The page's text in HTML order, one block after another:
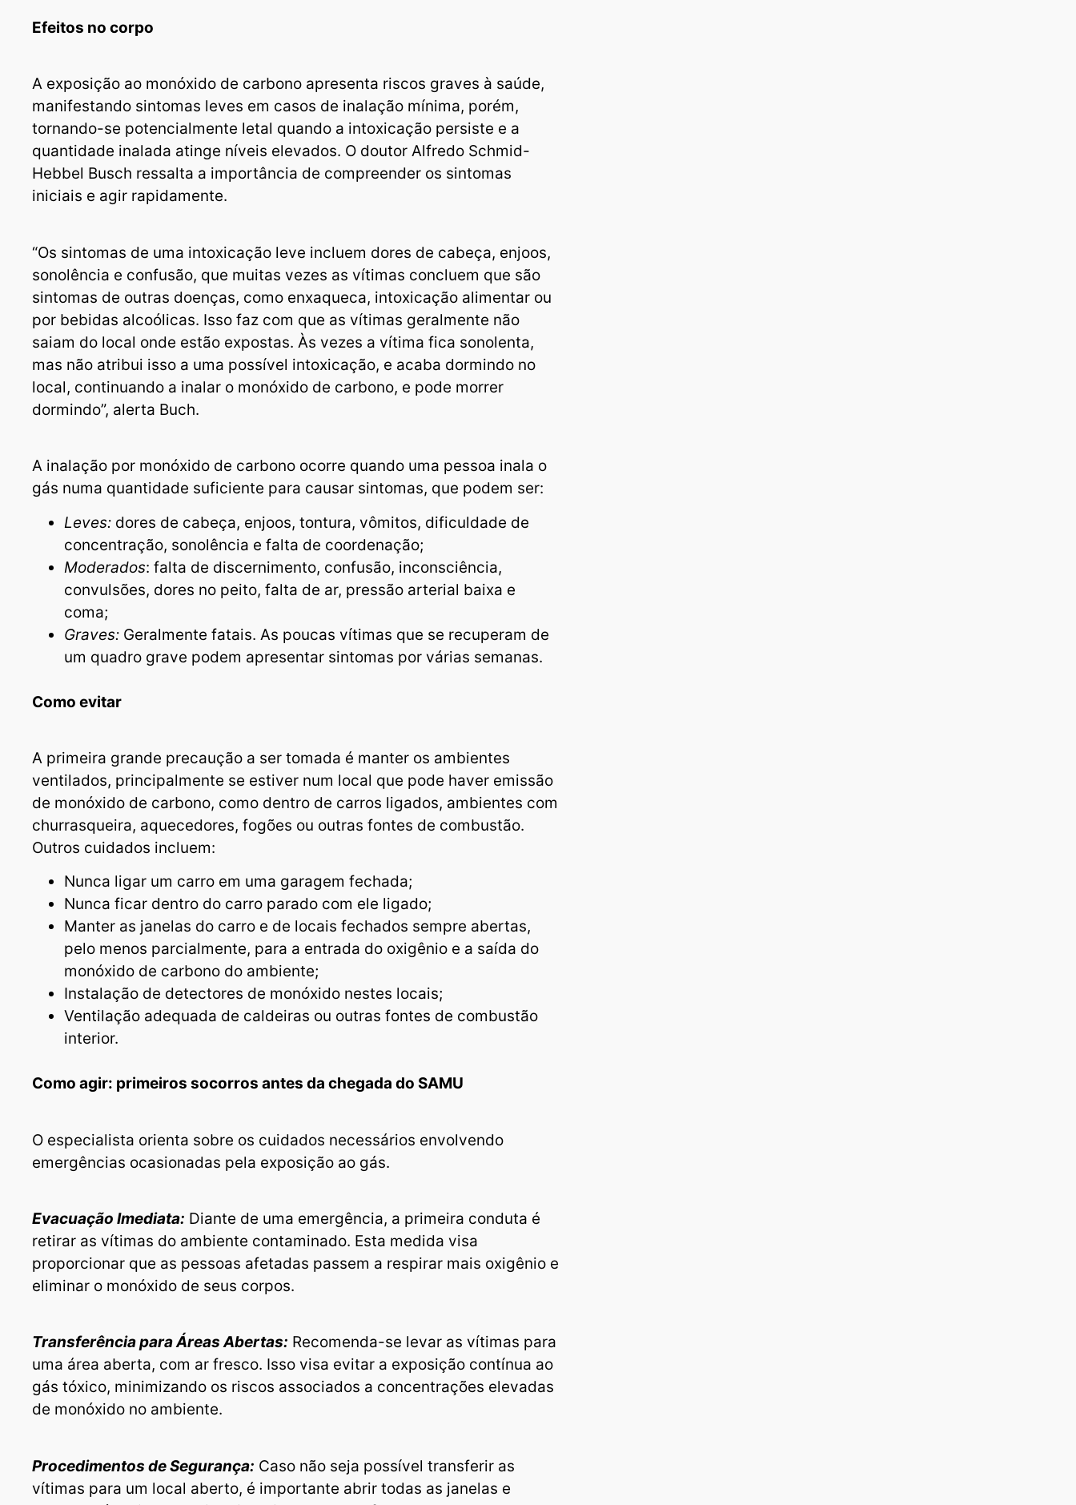
Efeitos no corpo
A exposição ao monóxido de carbono apresenta riscos graves à saúde,
manifestando sintomas leves em casos de inalação mínima, porém,
tornando-se potencialmente letal quando a intoxicação persiste e a
quantidade inalada atinge níveis elevados. O doutor Alfredo Schmid-
Hebbel Busch ressalta a importância de compreender os sintomas
iniciais e agir rapidamente.
“Os sintomas de uma intoxicação leve incluem dores de cabeça, enjoos,
sonolência e confusão, que muitas vezes as vítimas concluem que são
sintomas de outras doenças, como enxaqueca, intoxicação alimentar ou
por bebidas alcoólicas. Isso faz com que as vítimas geralmente não
saiam do local onde estão expostas. Às vezes a vítima fica sonolenta,
mas não atribui isso a uma possível intoxicação, e acaba dormindo no
local, continuando a inalar o monóxido de carbono, e pode morrer
dormindo”, alerta Buch.
A inalação por monóxido de carbono ocorre quando uma pessoa inala o
gás numa quantidade suficiente para causar sintomas, que podem ser:
Leves: dores de cabeça, enjoos, tontura, vômitos, dificuldade de
concentração, sonolência e falta de coordenação;
Moderados: falta de discernimento, confusão, inconsciência,
convulsões, dores no peito, falta de ar, pressão arterial baixa e
coma;
Graves: Geralmente fatais. As poucas vítimas que se recuperam de
um quadro grave podem apresentar sintomas por várias semanas.
Como evitar
A primeira grande precaução a ser tomada é manter os ambientes
ventilados, principalmente se estiver num local que pode haver emissão
de monóxido de carbono, como dentro de carros ligados, ambientes com
churrasqueira, aquecedores, fogões ou outras fontes de combustão.
Outros cuidados incluem:
Nunca ligar um carro em uma garagem fechada;
Nunca ficar dentro do carro parado com ele ligado;
Manter as janelas do carro e de locais fechados sempre abertas,
pelo menos parcialmente, para a entrada do oxigênio e a saída do
monóxido de carbono do ambiente;
Instalação de detectores de monóxido nestes locais;
Ventilação adequada de caldeiras ou outras fontes de combustão
interior.
Como agir: primeiros socorros antes da chegada do SAMU
O especialista orienta sobre os cuidados necessários envolvendo
emergências ocasionadas pela exposição ao gás.
Evacuação Imediata: Diante de uma emergência, a primeira conduta é
retirar as vítimas do ambiente contaminado. Esta medida visa
proporcionar que as pessoas afetadas passem a respirar mais oxigênio e
eliminar o monóxido de seus corpos.
Transferência para Áreas Abertas: Recomenda-se levar as vítimas para
uma área aberta, com ar fresco. Isso visa evitar a exposição contínua ao
gás tóxico, minimizando os riscos associados a concentrações elevadas
de monóxido no ambiente.
Procedimentos de Segurança: Caso não seja possível transferir as
vítimas para um local aberto, é importante abrir todas as janelas e